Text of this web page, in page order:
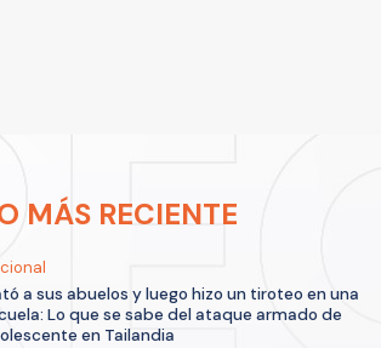
MÁS RECIENTE
a sus abuelos y luego hizo un tiroteo en una
Lo que se sabe del ataque armado de
en Tailandia